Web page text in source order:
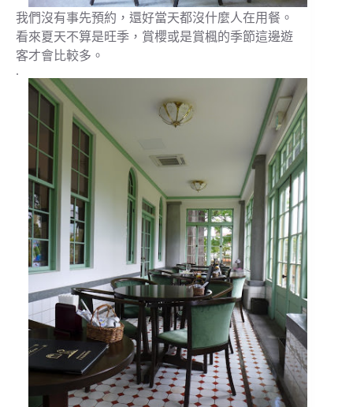
我們沒有事先預約，還好當天都沒什麼人在用餐。
看來夏天不算是旺季，賞櫻或是賞楓的季節這邊遊
客才會比較多。
.